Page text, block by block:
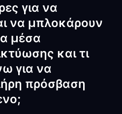
για να
να μπλοκάρουν
μέσα
και τι
για να
πρόσβαση